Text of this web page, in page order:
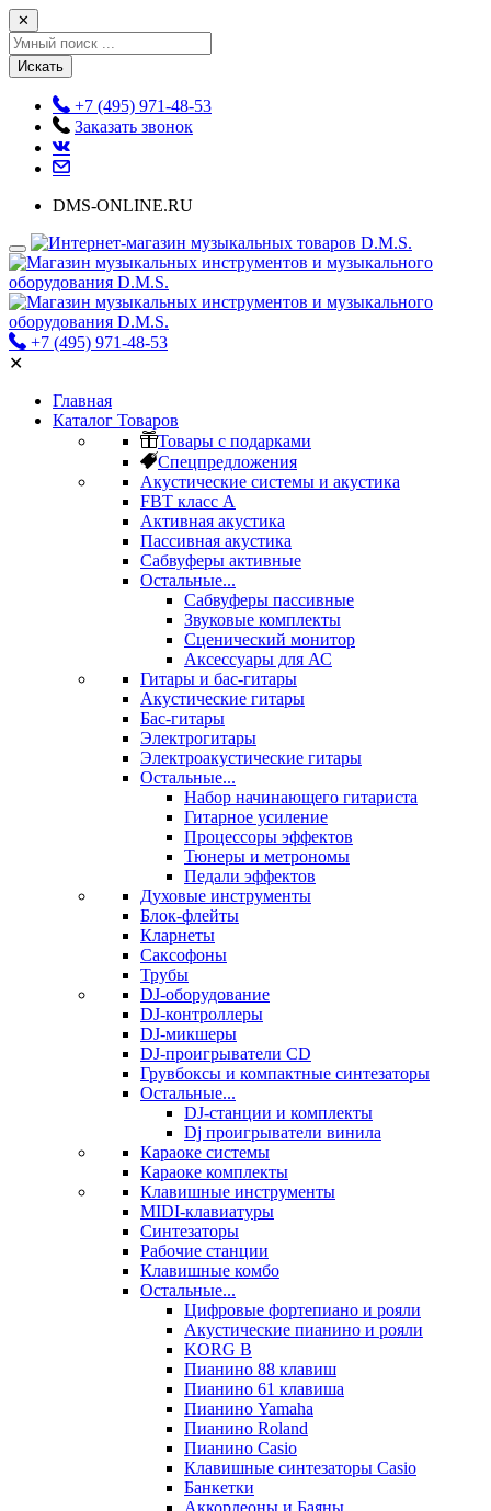
✕
Искать
+7 (495) 971-48-53
Заказать звонок
DMS-ONLINE.RU
+7 (495) 971-48-53
✕
Главная
Каталог Товаров
Товары с подарками
Спецпредложения
Акустические системы и акустика
FBT класс А
Активная акустика
Пассивная акустика
Сабвуферы активные
Остальные...
Сабвуферы пассивные
Звуковые комплекты
Сценический монитор
Аксессуары для АС
Гитары и бас-гитары
Акустические гитары
Бас-гитары
Электрогитары
Электроакустические гитары
Остальные...
Набор начинающего гитариста
Гитарное усиление
Процессоры эффектов
Тюнеры и метрономы
Педали эффектов
Духовые инструменты
Блок-флейты
Кларнеты
Саксофоны
Трубы
DJ-оборудование
DJ-контроллеры
DJ-микшеры
DJ-проигрыватели CD
Грувбоксы и компактные синтезаторы
Остальные...
DJ-станции и комплекты
Dj проигрыватели винила
Караоке системы
Караоке комплекты
Клавишные инструменты
MIDI-клавиатуры
Синтезаторы
Рабочие станции
Клавишные комбо
Остальные...
Цифровые фортепиано и рояли
Акустические пианино и рояли
KORG B
Пианино 88 клавиш
Пианино 61 клавиша
Пианино Yamaha
Пианино Roland
Пианино Casio
Клавишные синтезаторы Casio
Банкетки
Аккордеоны и Баяны